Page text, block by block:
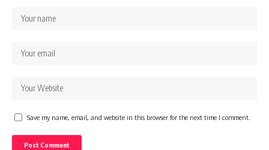
Save my name, email, and website in this browser for the next time I comment.